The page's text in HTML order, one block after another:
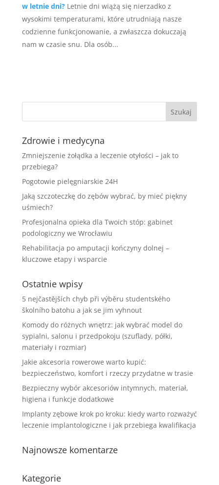
w letnie dni? Letnie dni wiążą się nierzadko z
wysokimi temperaturami, które utrudniają nasze
codzienne funkcjonowanie, a zwłaszcza dokuczają
nam w czasie snu. Dla osób...
Zdrowie i medycyna
Zmniejszenie żołądka a leczenie otyłości – jak to
przebiega?
Pogotowie pielęgniarskie 24H
Jaką szczoteczkę do zębów wybrać, by mieć piękny
uśmiech?
Profesjonalna opieka dla Twoich stóp: gabinet
podologiczny we Wrocławiu
Rehabilitacja po amputacji kończyny dolnej –
kluczowe etapy i wsparcie
Ostatnie wpisy
5 nejčastějších chyb při výběru studentského
školního batohu a jak se jim vyhnout
Komody do różnych wnętrz: jak wybrać model do
sypialni, salonu i przedpokoju (szuflady, półki,
materiały i rozmiar)
Jakie akcesoria rowerowe warto kupić:
bezpieczeństwo, komfort i rzeczy przydatne w trasie
Bezpieczny wybór akcesoriów intymnych, materiał,
higiena i funkcje dodatkowe
Implanty zębowe krok po kroku: kiedy warto rozważyć
leczenie implantologiczne i jak przebiega kwalifikacja
Najnowsze komentarze
Kategorie